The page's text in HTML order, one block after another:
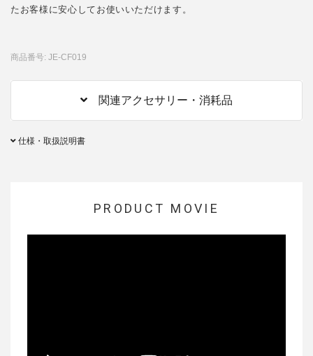
たお客様に安心してお使いいただけます。
商品番号: JE-CF019
関連アクセサリー・消耗品
仕様・取扱説明書
PRODUCT MOVIE